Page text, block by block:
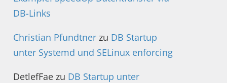
DB-Links
Christian Pfundtner zu DB Startup
unter Systemd und SELinux enforcing
DetlefFae zu DB Startup unter